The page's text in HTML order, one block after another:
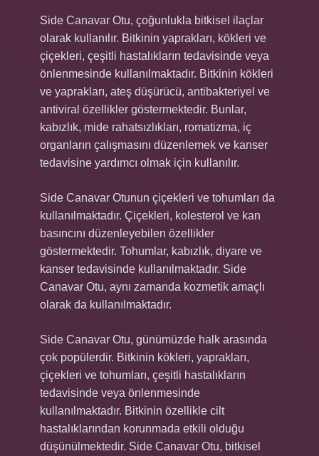
Side Canavar Otu, çoğunlukla bitkisel ilaçlar
olarak kullanılır. Bitkinin yaprakları, kökleri ve
çiçekleri, çeşitli hastalıkların tedavisinde veya
önlenmesinde kullanılmaktadır. Bitkinin kökleri
ve yaprakları, ateş düşürücü, antibakteriyel ve
antiviral özellikler göstermektedir. Bunlar,
kabızlık, mide rahatsızlıkları, romatizma, iç
organların çalışmasını düzenlemek ve kanser
tedavisine yardımcı olmak için kullanılır.
Side Canavar Otunun çiçekleri ve tohumları da
kullanılmaktadır. Çiçekleri, kolesterol ve kan
basıncını düzenleyebilen özellikler
göstermektedir. Tohumlar, kabızlık, diyare ve
kanser tedavisinde kullanılmaktadır. Side
Canavar Otu, aynı zamanda kozmetik amaçlı
olarak da kullanılmaktadır.
Side Canavar Otu, günümüzde halk arasında
çok popülerdir. Bitkinin kökleri, yaprakları,
çiçekleri ve tohumları, çeşitli hastalıkların
tedavisinde veya önlenmesinde
kullanılmaktadır. Bitkinin özellikle cilt
hastalıklarından korunmada etkili olduğu
düşünülmektedir. Side Canavar Otu, bitkisel